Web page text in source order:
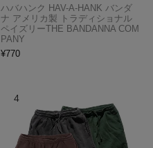
ハバハンク HAV-A-HANK バンダ
ナ アメリカ製 トラディショナル
ペイズリーTHE BANDANNA COM
PANY
¥770